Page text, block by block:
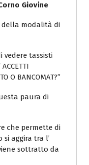
Giovine
modalità di
vedere tassisti
O BANCOMAT?”
paura di
che permette di
aggira tra l’
sottratto da